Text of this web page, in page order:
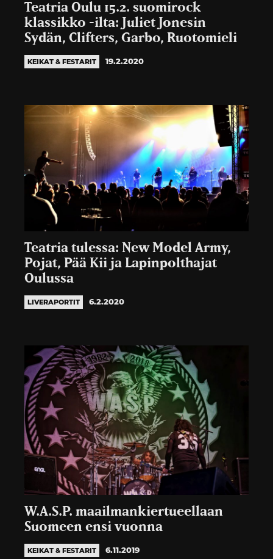
Teatria Oulu 15.2. suomirock
klassikko -ilta: Juliet Jonesin
Sydän, Clifters, Garbo, Ruotomieli
KEIKAT & FESTARIT 19.2.2020
Teatria tulessa: New Model Army,
Pojat, Pää Kii ja Lapinpolthajat
Oulussa
LIVERAPORTIT 6.2.2020
W.A.S.P. maailmankiertueellaan
Suomeen ensi vuonna
KEIKAT & FESTARIT 6.11.2019